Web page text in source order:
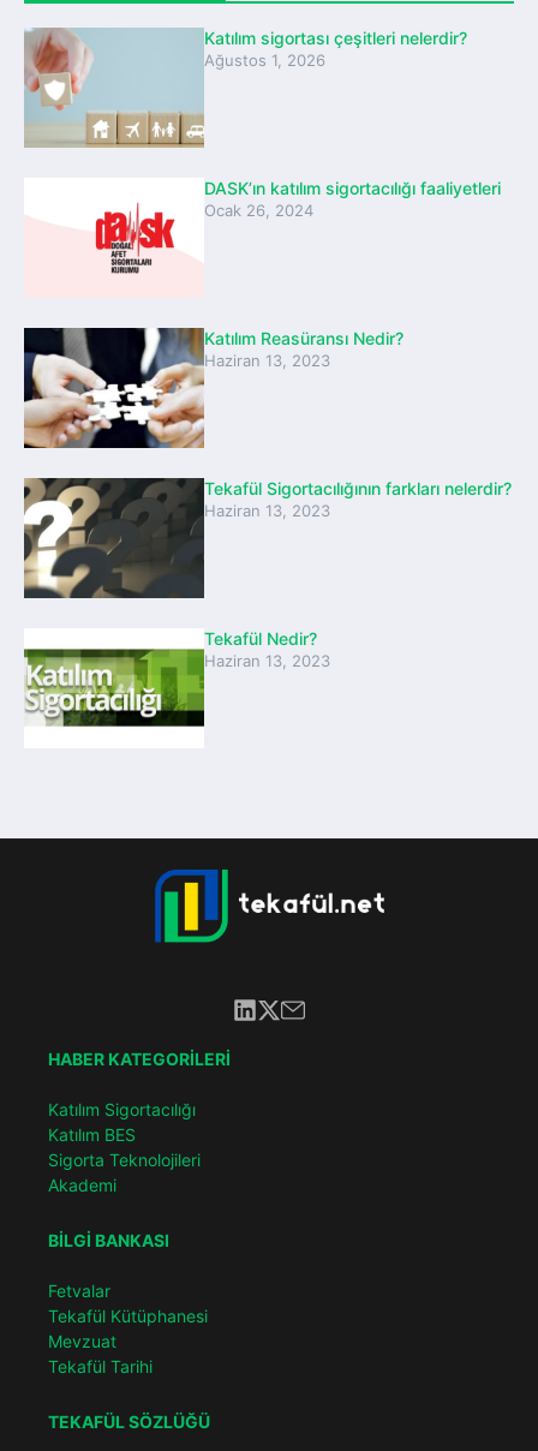
Katılım sigortası çeşitleri nelerdir?
Ağustos 1, 2026
DASK’ın katılım sigortacılığı faaliyetleri
Ocak 26, 2024
Katılım Reasüransı Nedir?
Haziran 13, 2023
Tekafül Sigortacılığının farkları nelerdir?
Haziran 13, 2023
Tekafül Nedir?
Haziran 13, 2023
HABER KATEGORİLERİ
Katılım Sigortacılığı
Katılım BES
Sigorta Teknolojileri
Akademi
BİLGİ BANKASI
Fetvalar
Tekafül Kütüphanesi
Mevzuat
Tekafül Tarihi
TEKAFÜL SÖZLÜĞÜ